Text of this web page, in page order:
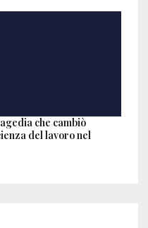
che cambiò
del lavoro nel